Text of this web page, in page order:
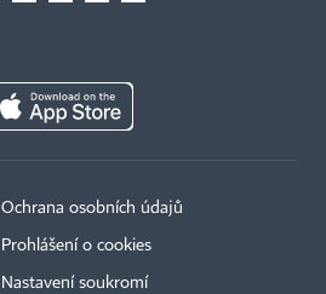
Ochrana osobních údajů
Prohlášení o cookies
Nastavení soukromí